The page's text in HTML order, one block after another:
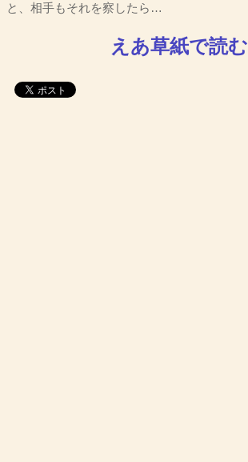
と、相手もそれを察したら…
えあ草紙で読む